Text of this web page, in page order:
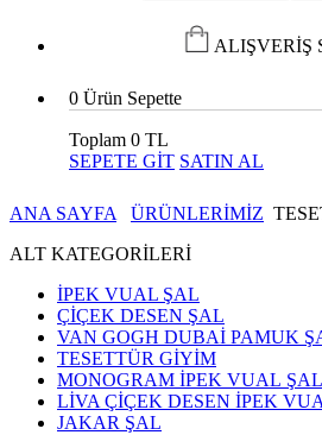
ALIŞVERİŞ
0 Ürün Sepette
Toplam 0 TL
SEPETE GİT SATIN AL
ANA SAYFA ÜRÜNLERİMİZ
ALT KATEGORİLERİ
İPEK VUAL ŞAL
ÇİÇEK DESEN ŞAL
VAN GOGH DUBAİ PAMUK
TESETTÜR GİYİM
MONOGRAM İPEK VUAL ŞAL
LİVA ÇİÇEK DESEN İPEK
JAKAR ŞAL